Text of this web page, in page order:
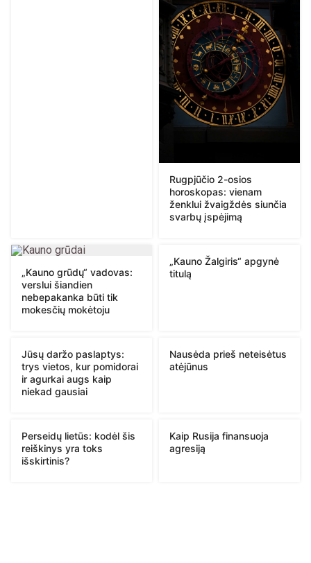
Rugpjūčio 2-osios
horoskopas: vienam
ženklui žvaigždės siunčia
svarbų įspėjimą
„Kauno grūdų“ vadovas:
verslui šiandien
nebepakanka būti tik
mokesčių mokėtoju
„Kauno Žalgiris“ apgynė
titulą
Jūsų daržo paslaptys:
trys vietos, kur pomidorai
ir agurkai augs kaip
niekad gausiai
Nausėda prieš neteisėtus
atėjūnus
Perseidų lietūs: kodėl šis
reiškinys yra toks
išskirtinis?
Kaip Rusija finansuoja
agresiją